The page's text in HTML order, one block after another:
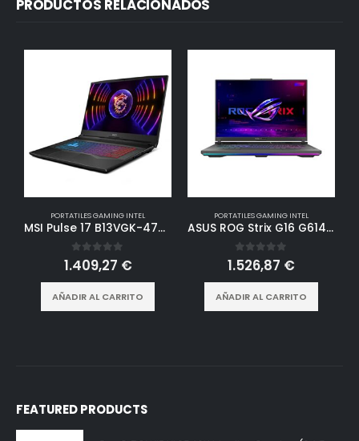
PRODUCTOS RELACIONADOS
PORTATILES GAMING INTEL
MSI Pulse 17 B13VGK-477XES- Ordenador portátil Gaming 17.3″ 16:9 FHD, 144Hz (Intel Core i7-13700H, 32GB RAM, 1TB SSD, RTX 4070-8GB, Free Dos) Titanium Gray – Teclado QWERTY español
0out of 5
1.409,27 €
AÑADIR AL CARRITO
PORTATILES GAMING INTEL
ASUS ROG Strix G16 G614JI-N3213 – Ordenador Portátil Gaming de 16″ WUXGA 165Hz (Intel Core i9-13980HX, 32GB RAM, 1TB SSD, RTX 4070 8GB, Sin Sistema Operativo) Gris Eclipse – Teclado QWERTY español
0out of 5
1.526,87 €
AÑADIR AL CARRITO
FEATURED PRODUCTS